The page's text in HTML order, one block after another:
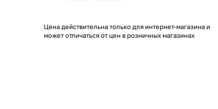
Цена действительна только для интернет-магазина и
может отличаться от цен в розничных магазинах